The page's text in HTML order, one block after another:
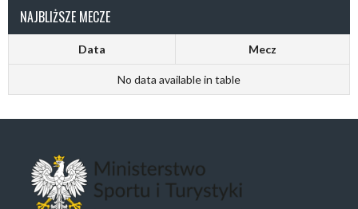
NAJBLIŻSZE MECZE
Data Mecz
No data available in table